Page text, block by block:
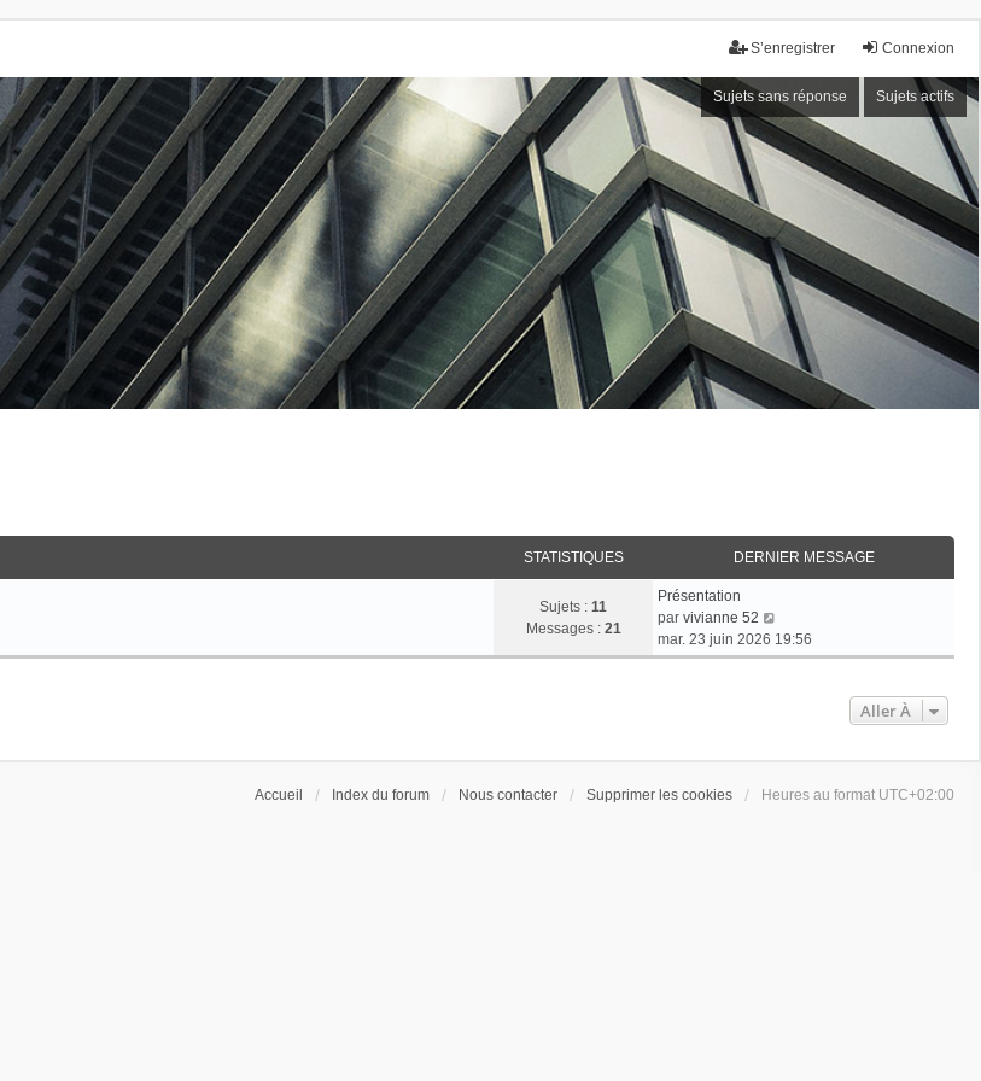
Connexion
S’enregistrer
Sujets sans réponse Sujets actifs
STATISTIQUES DERNIER MESSAGE
Sujets : 11
Messages : 21
Présentation
par vivianne 52
o
i
r
mar. 23 juin 2026 19:56
Aller À
Accueil Index du forum Nous contacter Supprimer les cookies Heures au format UTC+02:00